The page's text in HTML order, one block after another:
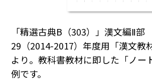
「精選古典B（303）」漢文編Ⅱ
29（2014-2017）年度用「漢文教
より。教科書教材に即した「ノー
例です。